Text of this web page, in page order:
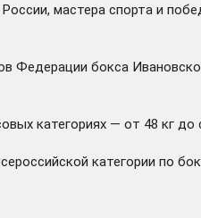
мастера спорта и
Федерации бокса
категориях — от 48 кг до
категории по